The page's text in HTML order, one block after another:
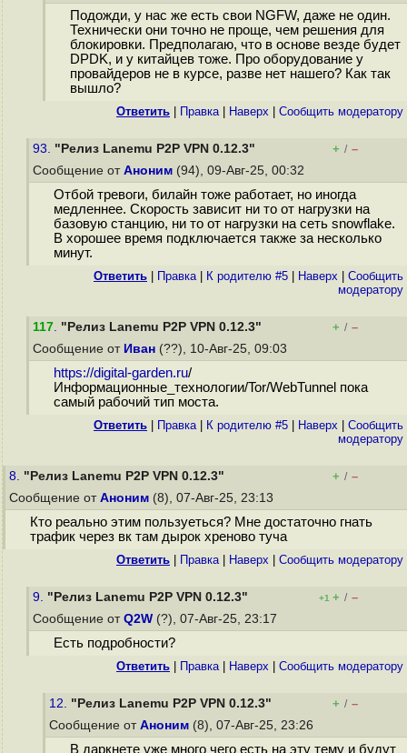
Подожди, у нас же есть свои NGFW, даже не один.
Технически они точно не проще, чем решения для
блокировки. Предполагаю, что в основе везде будет
DPDK, и у китайцев тоже. Про оборудование у
провайдеров не в курсе, разве нет нашего? Как так
вышло?
Ответить Правка| Наверх Cообщить модератору
93. "Релиз Lanemu P2P VPN 0.12.3" + / –
Сообщение от Аноним (94), 09-Авг-25, 00:32
Отбой тревоги, билайн тоже работает, но иногда
медленнее. Скорость зависит ни то от нагрузки на
базовую станцию, ни то от нагрузки на сеть snowflake.
В хорошее время подключается также за несколько
минут.
Ответить Правка| К родителю #5 Наверх
Cообщить
модератору
117. "Релиз Lanemu P2P VPN 0.12.3" + / –
Сообщение от Иван (??), 10-Авг-25, 09:03
https://digital-garden.ru/
Информационные_технологии/Tor/WebTunnel пока
самый рабочий тип моста.
Ответить Правка| К родителю #5 Наверх
Cообщить
модератору
8. "Релиз Lanemu P2P VPN 0.12.3" + / –
Сообщение от Аноним (8), 07-Авг-25, 23:13
Кто реально этим пользуеться? Мне достаточно гнать
трафик через вк там дырок хреново туча
Ответить Правка| Наверх Cообщить модератору
9. "Релиз Lanemu P2P VPN 0.12.3" +1 + / –
Сообщение от Q2W (?), 07-Авг-25, 23:17
Есть подробности?
Ответить Правка| Наверх Cообщить модератору
12. "Релиз Lanemu P2P VPN 0.12.3" + / –
Сообщение от Аноним (8), 07-Авг-25, 23:26
В даркнете уже много чего есть на эту тему и будут